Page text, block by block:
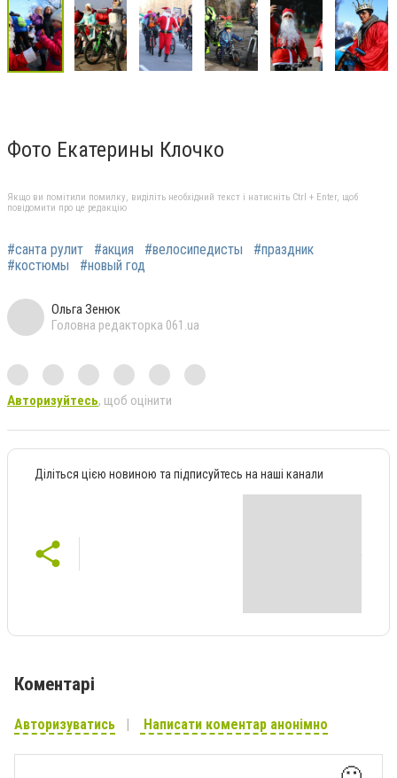
Фото Екатерины Клочко
Якщо ви помітили помилку, виділіть необхідний текст і натисніть Ctrl + Enter, щоб
повідомити про це редакцію
#санта рулит #акция #велосипедисты
#праздник
#костюмы
#новый год
Ольга Зенюк
Головна редакторка 061.ua
Авторизуйтесь, щоб оцінити
Діліться цією новиною та підписуйтесь на наші канали
Коментарі
Авторизуватись Написати коментар анонімно